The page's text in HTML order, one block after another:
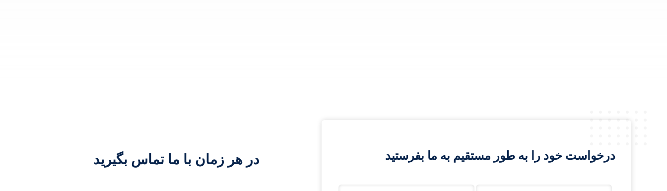
در هر زمان با ما تماس بگیرید درخواست خود را به طور مستقیم به ما بفرستید